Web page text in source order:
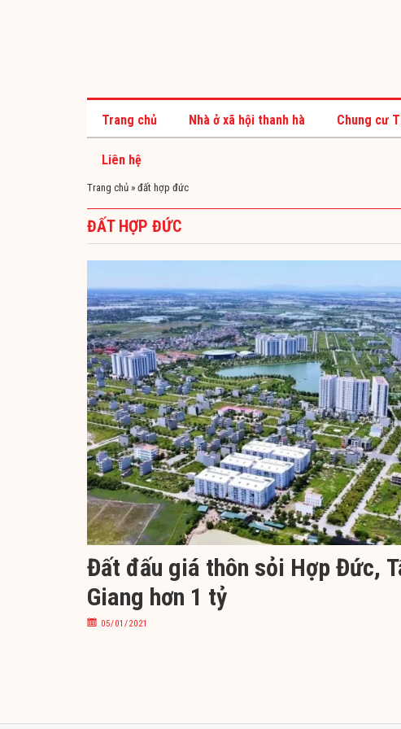
Trang chủ Nhà ở xã hội thanh hà Chung cư
Liên hệ
Trang chủ » đất hợp đức
ĐẤT HỢP ĐỨC
Đất đấu giá thôn sỏi Hợp Đức,
Giang hơn 1 tỷ
05/01/2021